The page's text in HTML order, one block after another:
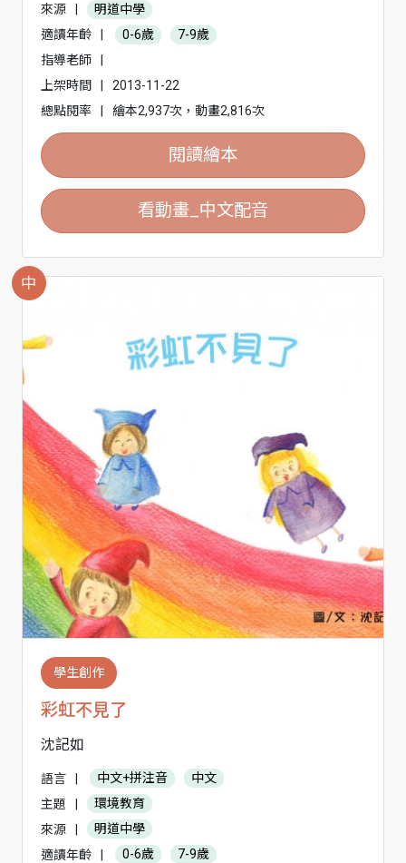
來源
明道中學
適讀年齡
0-6歲
7-9歲
指導老師
上架時間
2013-11-22
總點閱率
繪本2,937次，動畫2,816次
閱讀繪本
看動畫_中文配音
中
學生創作
彩虹不見了
沈記如
語言 中文+拼注音
中文
主題
環境教育
來源
明道中學
適讀年齡
0-6歲
7-9歲